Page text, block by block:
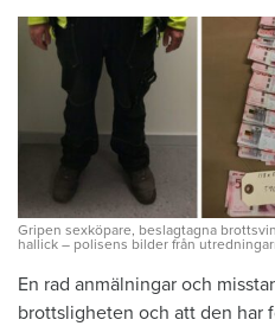
Gripen sexköpare, beslagtagna
hallick – polisens bilder från
En rad anmälningar och
brottsligheten och att den har